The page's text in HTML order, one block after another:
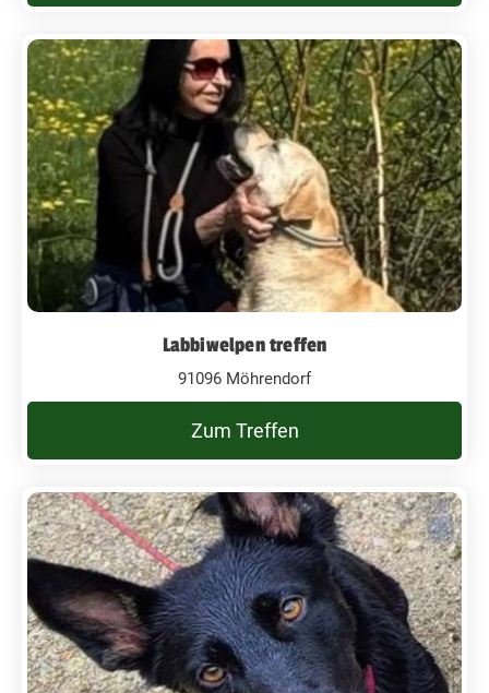
Labbiwelpen treffen
91096 Möhrendorf
Zum Treffen